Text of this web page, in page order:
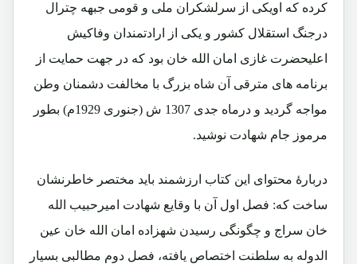
کرده که اویکی از سرلشکران ملی و قومی جبهه چترال
درجنگ استقلال کشور و یکی از ارادتمندان وفاکیش
اعلیحضرت غازی امان الله خان بود که در جهت حمایت از
برنامه های مترقی آن شاه بزرگ با مخالفت دشمنان وطن
مواجه گردید و درماه جدی 1307 ش (جنوری 1929م) بطور
مرموز جام شهادت نوشید.
دربارۀ محتوای این کتاب ارزشمند باید مختصر خاطرنشان
ساخت که: فصل اول آن با وقایع شهادت امیرحبیب الله
خان سراج و چگونگی رسیدن شهزاده امان الله خان عین
الدوله به سلطنت اختصاص یافته، فصل دوم مطالبی بسیار